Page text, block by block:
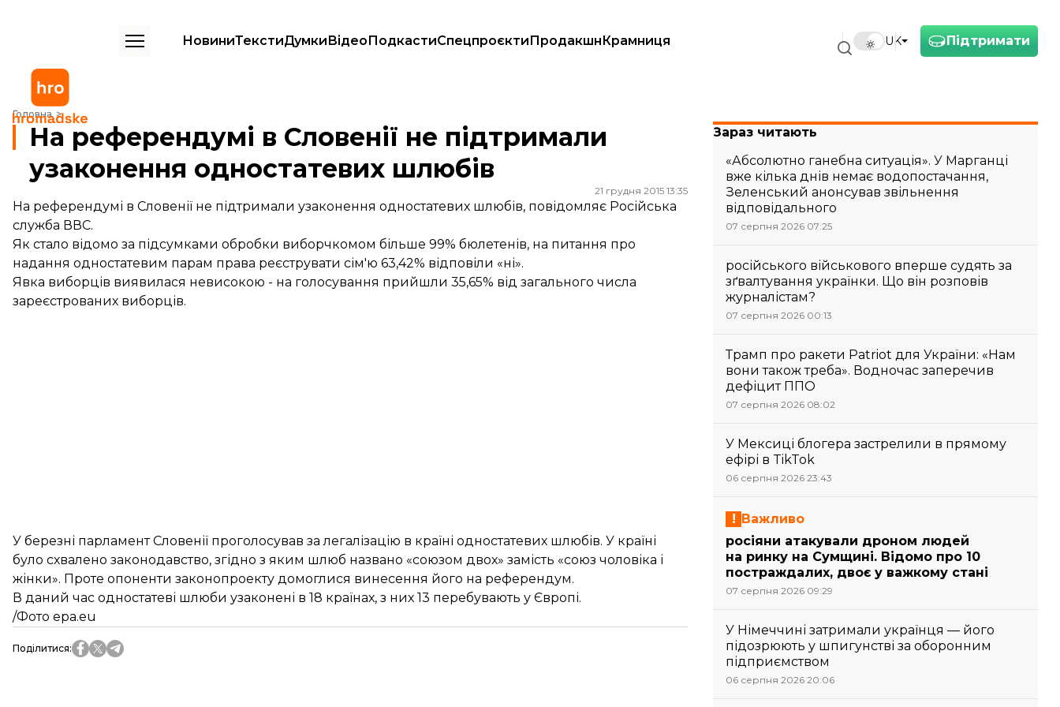
Підтримати
UK
НовиниТекстиДумкиВідеоПодкастиСпецпроєктиПродакшнКрамниця
Головна
На референдумі в Словенії не підтримали узаконення одностатевих шлюбів
На референдумі в Словенії не підтримали
узаконення одностатевих шлюбів
21 грудня 2015 13:35
На референдумі в Словенії не підтримали узаконення одностатевих шлюбів, повідомляє Російська
служба ВВС.
Як стало відомо за підсумками обробки виборчкомом більше 99% бюлетенів, на питання про
надання одностатевим парам права реєструвати сім'ю 63,42% відповіли «ні».
Явка виборців виявилася невисокою - на голосування прийшли 35,65% від загального числа
зареєстрованих виборців.
У березні парламент Словенії проголосував за легалізацію в країні одностатевих шлюбів. У країні
було схвалено законодавство, згідно з яким шлюб названо «союзом двох» замість «союз чоловіка і
жінки». Проте опоненти законопроекту домоглися винесення його на референдум.
В даний час одностатеві шлюби узаконені в 18 країнах, з них 13 перебувають у Європі.
/Фото epa.eu
Поділитися:
Зараз читають
«Абсолютно ганебна ситуація». У Марганці
вже кілька днів немає водопостачання,
Зеленський анонсував звільнення
відповідального
07 серпня 2026 07:25
російського військового вперше судять за
зґвалтування українки. Що він розповів
журналістам?
07 серпня 2026 00:13
Трамп про ракети Patriot для України: «Нам
вони також треба». Водночас заперечив
дефіцит ППО
07 серпня 2026 08:02
У Мексиці блогера застрелили в прямому
ефірі в TikTok
06 серпня 2026 23:43
Важливо
росіяни атакували дроном людей
на ринку на Сумщині. Відомо про 10
постраждалих, двоє у важкому стані
07 серпня 2026 09:29
У Німеччині затримали українця — його
підозрюють у шпигунстві за оборонним
підприємством
06 серпня 2026 20:06